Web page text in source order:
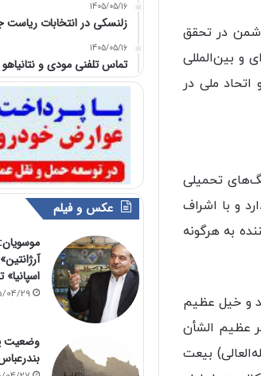
در تحقق
و بین‌المللی
ملی در
تحمیلی
دارد و با اشراف
به هرگونه
شهید و خیل عظیم
عظیم الشأن
بیعت
1405/05/16
زلنسکی در انتخابات
1405/05/16
تماس تلفنی مودی و
عکس و فیلم
04/29
وضعیت